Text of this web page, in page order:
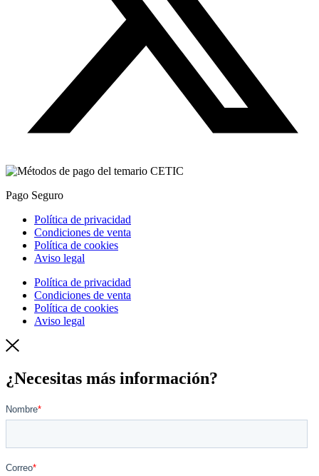
Pago Seguro
Política de privacidad
Condiciones de venta
Política de cookies
Aviso legal
Política de privacidad
Condiciones de venta
Política de cookies
Aviso legal
¿Necesitas más información?